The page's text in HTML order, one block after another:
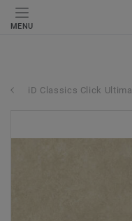
MENU
iD Classics Click